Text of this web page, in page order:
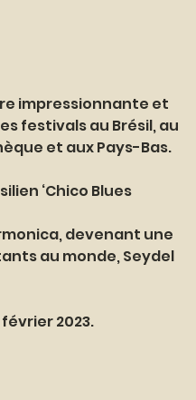
impressionnante et
festivals au Brésil, au
et aux Pays-Bas.
‘Chico Blues
devenant une
au monde, Seydel
2023.